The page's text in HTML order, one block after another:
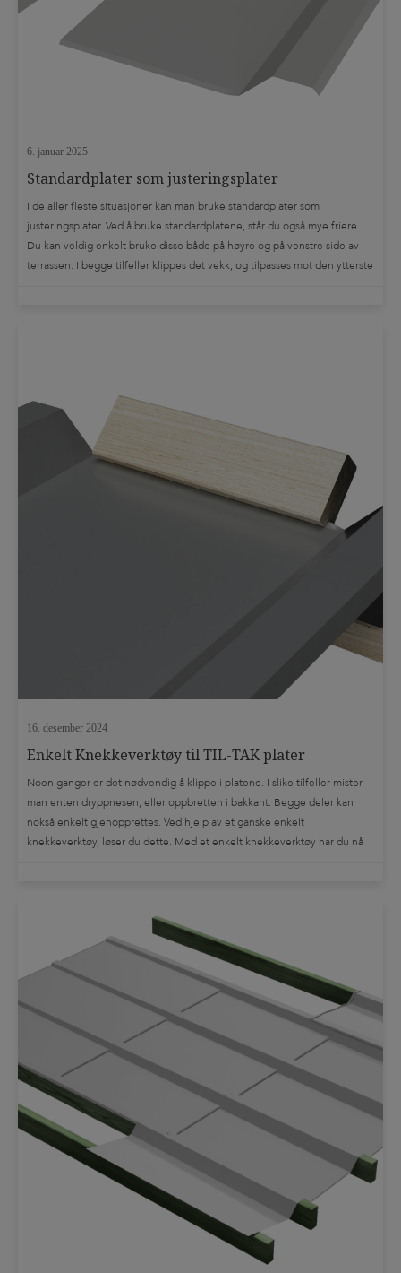
6. januar 2025
Standardplater som justeringsplater
I de aller fleste situasjoner kan man bruke standardplater som
justeringsplater. Ved å bruke standardplatene, står du også mye friere.
Du kan veldig enkelt bruke disse både på høyre og på venstre side av
terrassen. I begge tilfeller klippes det vekk, og tilpasses mot den ytterste
16. desember 2024
Enkelt Knekkeverktøy til TIL-TAK plater
Noen ganger er det nødvendig å klippe i platene. I slike tilfeller mister
man enten dryppnesen, eller oppbretten i bakkant. Begge deler kan
nokså enkelt gjenopprettes. Ved hjelp av et ganske enkelt
knekkeverktøy, løser du dette. Med et enkelt knekkeverktøy har du nå